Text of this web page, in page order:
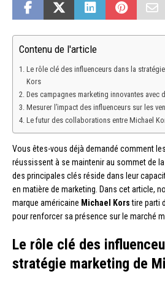
Contenu de l'article
Le rôle clé des influenceurs dans la
Kors
Des campagnes marketing innovantes avec
Mesurer l’impact des influenceurs sur les
Le futur des collaborations entre Michael
Vous êtes-vous déjà demandé comment
réussissent à se maintenir au sommet de la
des principales clés réside dans leur
en matière de marketing. Dans cet article,
marque américaine Michael Korstire parti
pour renforcer sa présence sur le marché
Le rôle clé des
stratégie marketing de